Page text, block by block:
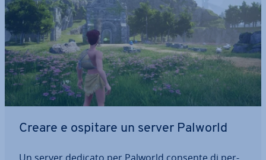
Creare e ospitare un server Palworld